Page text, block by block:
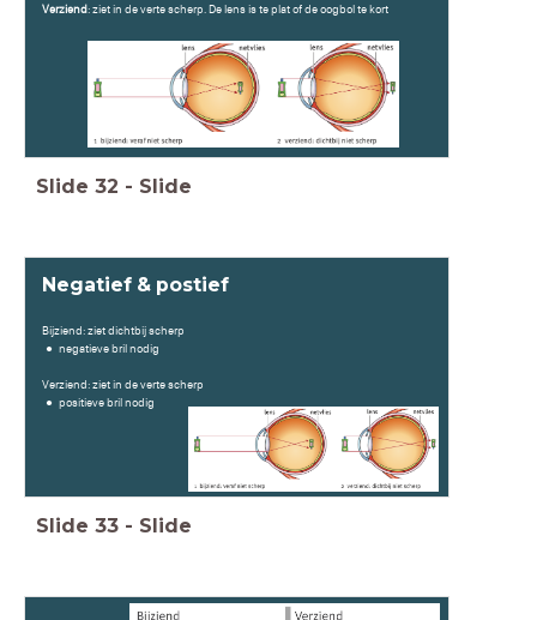
Verziend: ziet in de verte scherp. De lens is te plat of de oogbol te kort
Slide 32 - Slide
Negatief & postief
Bijziend: ziet dichtbij scherp
negatieve bril nodig
Verziend: ziet in de verte scherp
positieve bril nodig
Slide 33 - Slide